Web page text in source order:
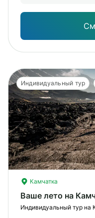
Индивидуальный тур
Камчатка
Ваше лето на
Индивидуальный тур на